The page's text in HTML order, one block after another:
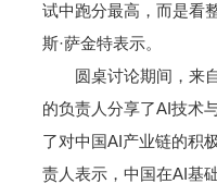
试中跑分最高，而是看
斯·萨金特表示。
圆桌讨论期间，来
的负责人分享了AI技术
了对中国AI产业链的积
责人表示，中国在AI基